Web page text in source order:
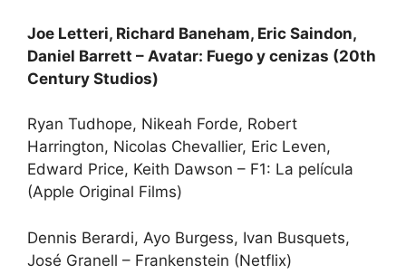
Joe Letteri, Richard Baneham, Eric Saindon,
Daniel Barrett – Avatar: Fuego y cenizas (20th
Century Studios)
Ryan Tudhope, Nikeah Forde, Robert
Harrington, Nicolas Chevallier, Eric Leven,
Edward Price, Keith Dawson – F1: La película
(Apple Original Films)
Dennis Berardi, Ayo Burgess, Ivan Busquets,
José Granell – Frankenstein (Netflix)